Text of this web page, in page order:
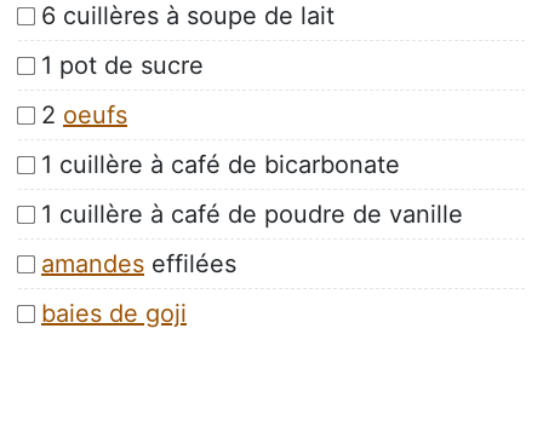
6 cuillères à soupe de lait
1 pot de sucre
2 oeufs
1 cuillère à café de bicarbonate
1 cuillère à café de poudre de vanille
amandes effilées
baies de goji